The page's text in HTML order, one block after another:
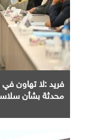
فريد :لا تهاون في
محدثة بشأن